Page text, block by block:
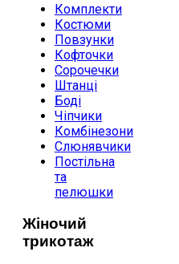
Комплекти
Костюми
Повзунки
Кофточки
Сорочечки
Штанці
Боді
Чіпчики
Комбінезони
Слюнявчики
Постільна
та
пелюшки
Жіночий
трикотаж